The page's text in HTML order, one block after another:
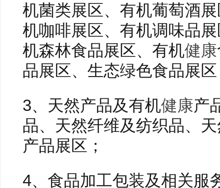
机菌类展区、有机葡萄酒
机咖啡展区、有机调味品
机森林食品展区、有机健康
品展区、生态绿色食品展
3、天然产品及有机健康产
品、天然纤维及纺织品、
产品展区；
4、食品加工包装及相关服